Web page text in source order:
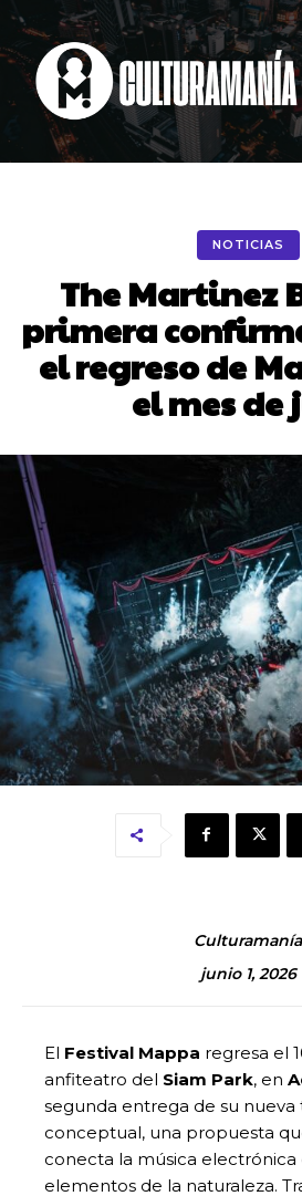
NOTICIAS
The Martinez
primera
el regreso de
el mes de
Culturamanía
junio 1, 2026
El Festival Mappa regresa el
anfiteatro del Siam Park, en
segunda entrega de su nueva
conceptual, una propuesta
conecta la música electrónica
elementos de la naturaleza.